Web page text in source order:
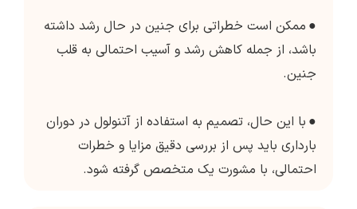
● ممکن است خطراتی برای جنین در حال رشد داشته
باشد، از جمله کاهش رشد و آسیب احتمالی به قلب
جنین.
● با این حال، تصمیم به استفاده از آتنولول در دوران
بارداری باید پس از بررسی دقیق مزایا و خطرات
احتمالی، با مشورت یک متخصص گرفته شود.